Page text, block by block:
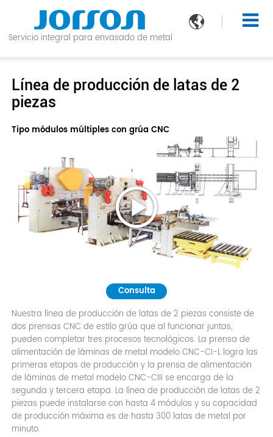

Servicio integral para envasado de metal
Línea de producción de latas de 2
piezas
Tipo módulos múltiples con grúa CNC
Consulta
Nuestra línea de producción de latas de 2 piezas consiste de
dos prensas CNC de estilo grúa que al funcionar juntas,
pueden completar tres procesos tecnológicos. La prensa de
alimentación de láminas de metal modelo CNC-CI-L logra las
primeras etapas de producción y la prensa de alimentación
de láminas de metal modelo CNC-CIII se encarga de la
segunda y tercera etapa. La línea de producción de latas de 2
piezas puede instalarse con hasta 4 módulos y su capacidad
de producción máxima es de hasta 300 latas de metal por
minuto.